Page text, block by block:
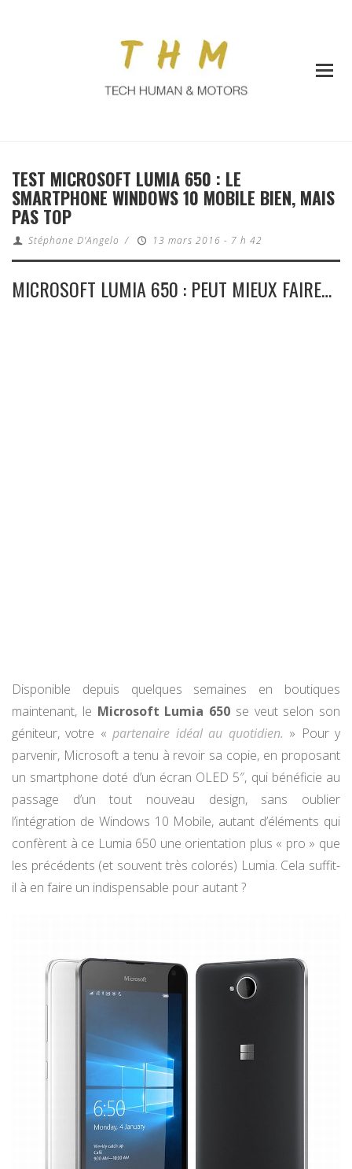
TEST MICROSOFT LUMIA 650 : LE
SMARTPHONE WINDOWS 10 MOBILE BIEN, MAIS
PAS TOP
Stéphane D'Angelo / 13 mars 2016 - 7 h 42
MICROSOFT LUMIA 650 : PEUT MIEUX FAIRE…
Disponible depuis quelques semaines en boutiques
maintenant, le Microsoft Lumia 650 se veut selon son
géniteur, votre «partenaire idéal au quotidien. » Pour y
parvenir, Microsoft a tenu à revoir sa copie, en proposant
un smartphone doté d’un écran OLED 5″, qui bénéficie au
passage d’un tout nouveau design, sans oublier
l’intégration de Windows 10 Mobile, autant d’éléments qui
confèrent à ce Lumia 650 une orientation plus « pro » que
les précédents (et souvent très colorés) Lumia. Cela suffit-
il à en faire un indispensable pour autant ?